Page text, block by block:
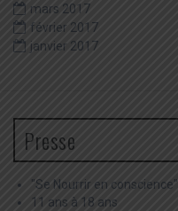
mars 2017
février 2017
janvier 2017
Presse
"Se Nourrir en conscience"
11 ans à 18 ans